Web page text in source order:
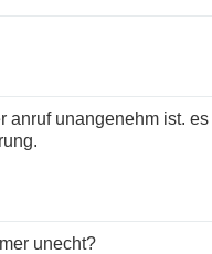
unecht?